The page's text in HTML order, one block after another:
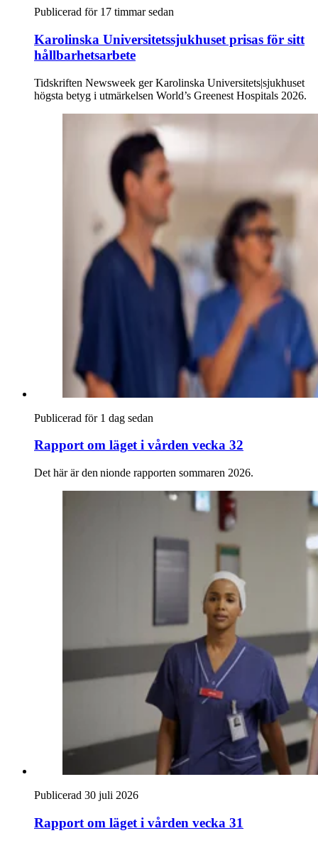
Publicerad för 17 timmar sedan
Karolinska Universitetssjukhuset prisas för sitt
hållbarhetsarbete
Tidskriften Newsweek ger Karolinska Universitets|sjukhuset
högsta betyg i utmärkelsen World’s Greenest Hospitals 2026.
Publicerad för 1 dag sedan
Rapport om läget i vården vecka 32
Det här är den nionde rapporten sommaren 2026.
Publicerad 30 juli 2026
Rapport om läget i vården vecka 31